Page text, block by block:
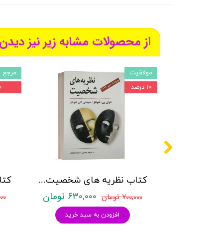
مرجع
کتاب نظریه های شخصیت - دوان پی. شولتز - ویرایش
۷۰۰,۰۰۰ تومان ۶۳۰,۰۰۰ تومان
افزودن به سبد خرید
موفقیت
۱۰ درصد
از محصولات مشابه زیر نیز